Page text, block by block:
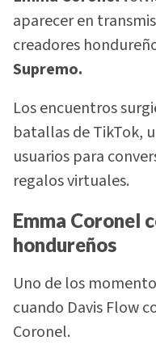
aparecer en
creadores
Supremo.
Los encuentros
batallas de TikTok,
usuarios para
regalos virtuales.
Emma Coronel
hondureños
Uno de los
cuando Davis Flow
Coronel.